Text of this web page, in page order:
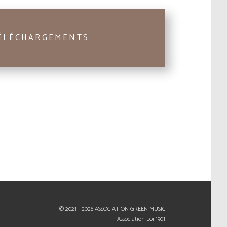
© 2021 - 2026 ASSOCIATION GREEN MUSIC
Association Loi 1901